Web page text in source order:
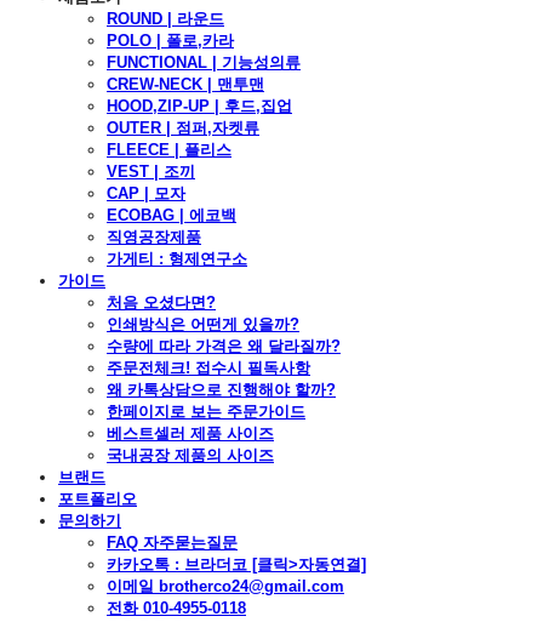
ROUND | 라운드
POLO | 폴로,카라
FUNCTIONAL | 기능성의류
CREW-NECK | 맨투맨
HOOD,ZIP-UP | 후드,집업
OUTER | 점퍼,자켓류
FLEECE | 플리스
VEST | 조끼
CAP | 모자
ECOBAG | 에코백
직영공장제품
가게티 : 형제연구소
가이드
처음 오셨다면?
인쇄방식은 어떤게 있을까?
수량에 따라 가격은 왜 달라질까?
주문전체크! 접수시 필독사항
왜 카톡상담으로 진행해야 할까?
한페이지로 보는 주문가이드
베스트셀러 제품 사이즈
국내공장 제품의 사이즈
브랜드
포트폴리오
문의하기
FAQ 자주묻는질문
카카오톡 : 브라더코 [클릭>자동연결]
이메일 brotherco24@gmail.com
전화 010-4955-0118